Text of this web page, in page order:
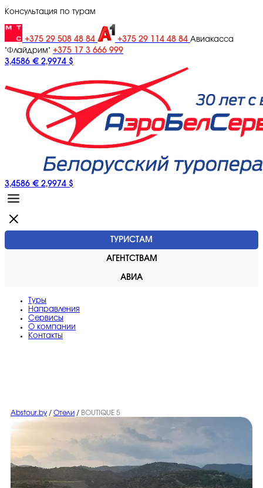
Консультация по турам
+375 29 508 48 84 +375 29 114 48 84 Авиакасса
"Флайдрим" +375 17 3 666 999
3,4586 € 2,9974 $
3,4586 € 2,9974 $
ТУРИСТАМ
АГЕНТСТВАМ
АВИА
Туры
Направления
Сервисы
O компании
Контакты
Abstour.by / Отели / BOUTIQUE 5